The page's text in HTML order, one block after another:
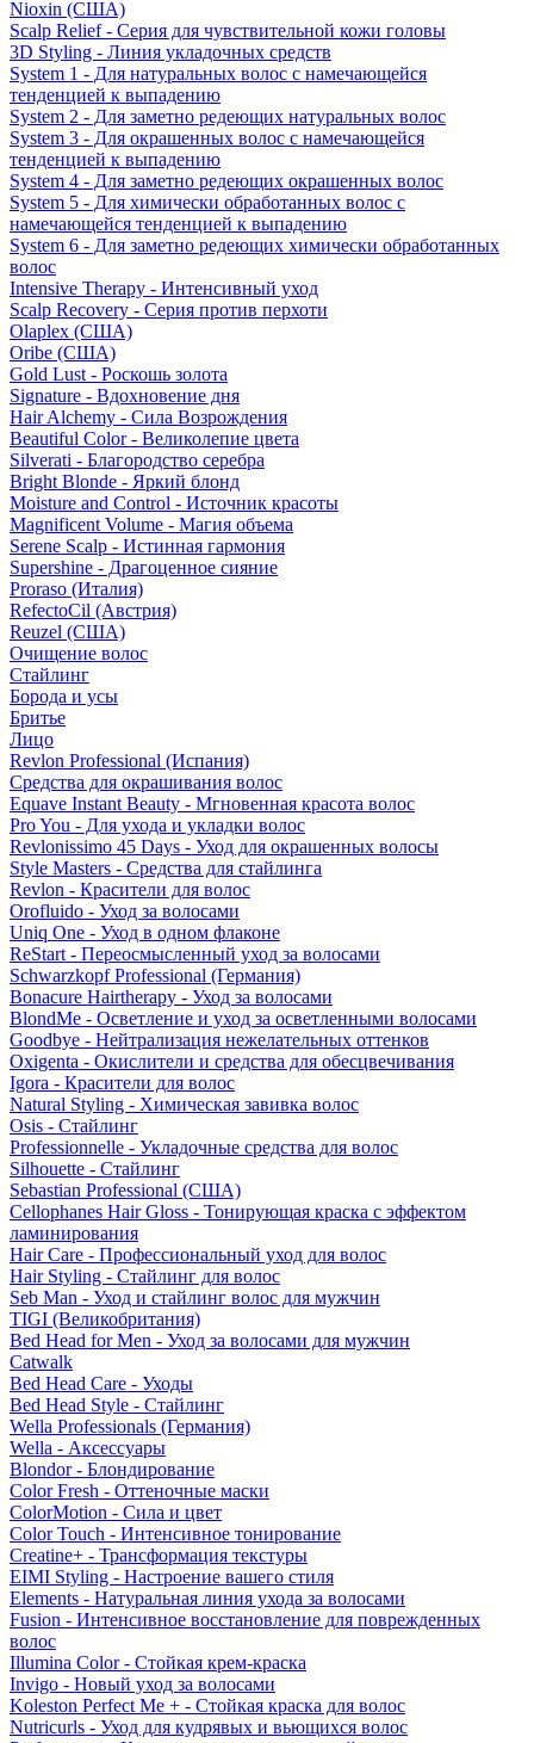
Nioxin (США)
Scalp Relief - Серия для чувствительной кожи головы
3D Styling - Линия укладочных средств
System 1 - Для натуральных волос с намечающейся
тенденцией к выпадению
System 2 - Для заметно редеющих натуральных волос
System 3 - Для окрашенных волос с намечающейся
тенденцией к выпадению
System 4 - Для заметно редеющих окрашенных волос
System 5 - Для химически обработанных волос с
намечающейся тенденцией к выпадению
System 6 - Для заметно редеющих химически обработанных
волос
Intensive Therapy - Интенсивный уход
Scalp Recovery - Серия против перхоти
Olaplex (США)
Oribe (США)
Gold Lust - Роскошь золота
Signature - Вдохновение дня
Hair Alchemy - Сила Возрождения
Beautiful Color - Великолепие цвета
Silverati - Благородство серебра
Bright Blonde - Яркий блонд
Moisture and Control - Источник красоты
Magnificent Volume - Магия объема
Serene Scalp - Истинная гармония
Supershine - Драгоценное сияние
Proraso (Италия)
RefectoCil (Австрия)
Reuzel (США)
Очищение волос
Стайлинг
Борода и усы
Бритье
Лицо
Revlon Professional (Испания)
Средства для окрашивания волос
Equave Instant Beauty - Мгновенная красота волос
Pro You - Для ухода и укладки волос
Revlonissimo 45 Days - Уход для окрашенных волосы
Style Masters - Средства для стайлинга
Revlon - Красители для волос
Orofluido - Уход за волосами
Uniq One - Уход в одном флаконе
ReStart - Переосмысленный уход за волосами
Schwarzkopf Professional (Германия)
Bonacure Hairtherapy - Уход за волосами
BlondMe - Осветление и уход за осветленными волосами
Goodbye - Нейтрализация нежелательных оттенков
Oxigenta - Окислители и средства для обесцвечивания
Igora - Красители для волос
Natural Styling - Химическая завивка волос
Osis - Стайлинг
Professionnelle - Укладочные средства для волос
Silhouette - Стайлинг
Sebastian Professional (США)
Cellophanes Hair Gloss - Тонирующая краска с эффектом
ламинирования
Hair Care - Профессиональный уход для волос
Hair Styling - Стайлинг для волос
Seb Man - Уход и стайлинг волос для мужчин
TIGI (Великобритания)
Bed Head for Men - Уход за волосами для мужчин
Catwalk
Bed Head Care - Уходы
Bed Head Style - Стайлинг
Wella Professionals (Германия)
Wella - Аксессуары
Blondor - Блондирование
Color Fresh - Оттеночные маски
ColorMotion - Сила и цвет
Color Touch - Интенсивное тонирование
Creatine+ - Трансформация текстуры
EIMI Styling - Настроение вашего стиля
Elements - Натуральная линия ухода за волосами
Fusion - Интенсивное восстановление для поврежденных
волос
Illumina Color - Стойкая крем-краска
Invigo - Новый уход за волосами
Koleston Perfect Me + - Стойкая краска для волос
Nutricurls - Уход для кудрявых и вьющихся волос